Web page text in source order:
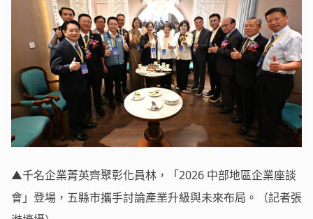
▲千名企業菁英齊聚彰化員林，「2026 中部地區企業座談
會」登場，五縣市攜手討論產業升級與未來布局。（記者張